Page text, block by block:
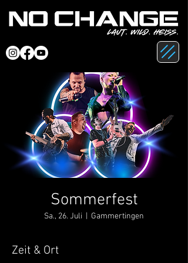
Sommerfest
Sa., 26. Juli Gammertingen
Zeit & Ort